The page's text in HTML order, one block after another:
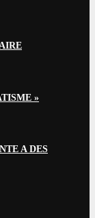
»
A DES